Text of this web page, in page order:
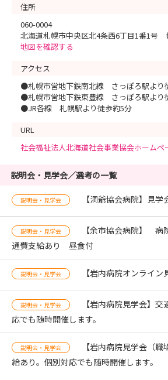
住所
060-0004
北海道札幌市中央区北4条西6丁目1番1号
地図を確認する
アクセス
●札幌市営地下鉄南北線 さっぽろ駅より
●札幌市営地下鉄東豊線 さっぽろ駅より
●JR各線 札幌駅より徒歩約5分
URL
社会福祉法人北海道社会事業協会ホームペ
説明会・見学会／選考の一覧
説明会・見学会 【洞爺協会病院】見学
説明会・見学会
【余市協会病院】
通費支給あり 昼食付
説明会・見学会 【岩内病院オンライン
説明会・見学会
【岩内病院見学会】
応でも随時開催します。
説明会・見学会
【岩内病院見学会（
給あり。個別対応でも随時開催します。